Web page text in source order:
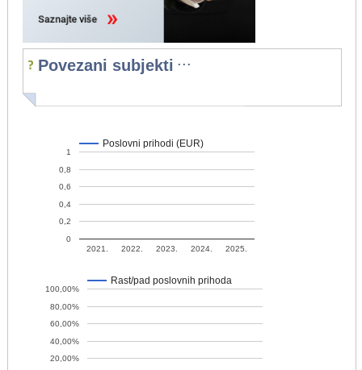
Povezani subjekti ...
Poslovni prihodi (EUR)
2021. 2022. 2023. 2024. 2025.
0
0,2
0,4
0,6
0,8
1
Rast/pad poslovnih prihoda
20,00%
40,00%
60,00%
80,00%
100,00%